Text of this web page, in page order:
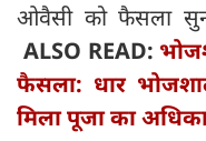
ओवैसी को फैसला
ALSO READ:
फैसला: धार
मिला पूजा का